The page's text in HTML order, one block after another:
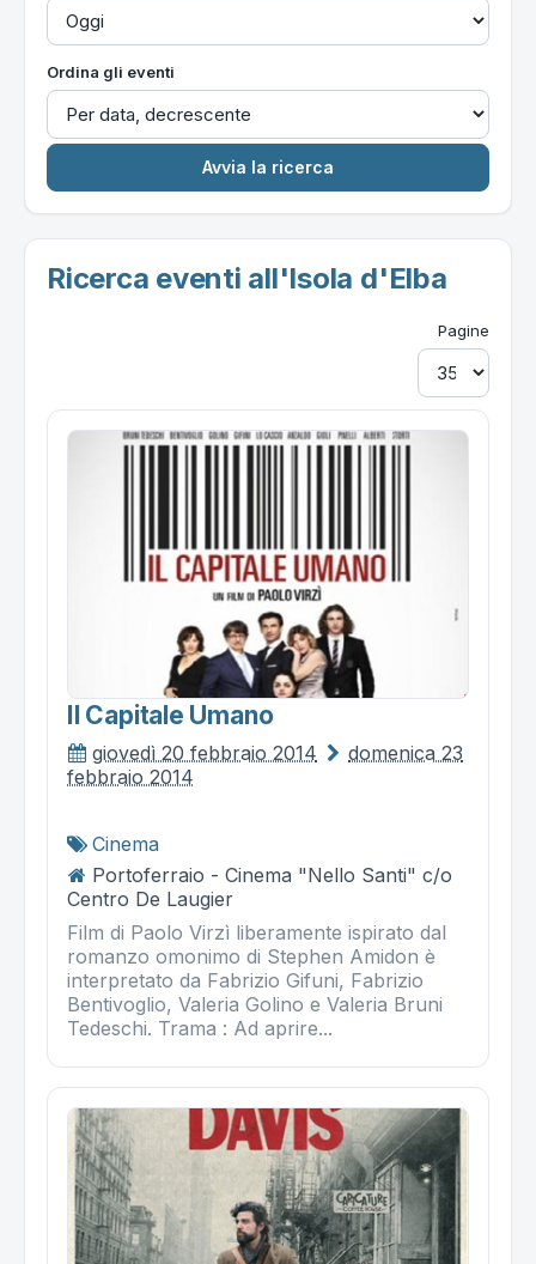
Ordina gli eventi
Ricerca eventi all'Isola d'Elba
Pagine
Il Capitale Umano
giovedì 20 febbraio 2014
domenica 23
febbraio 2014
Cinema
Portoferraio - Cinema "Nello Santi" c/o
Centro De Laugier
Film di Paolo Virzì liberamente ispirato dal
romanzo omonimo di Stephen Amidon è
interpretato da Fabrizio Gifuni, Fabrizio
Bentivoglio, Valeria Golino e Valeria Bruni
Tedeschi. Trama : Ad aprire...